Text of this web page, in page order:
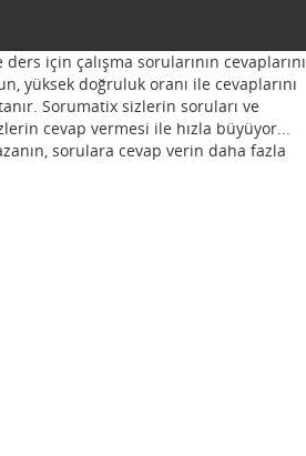
için çalışma sorularının cevaplarını
yüksek doğruluk oranı ile cevaplarını
Sorumatix sizlerin soruları ve
cevap vermesi ile hızla büyüyor...
sorulara cevap verin daha fazla